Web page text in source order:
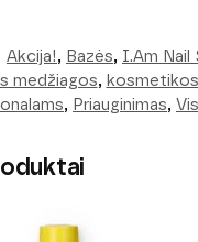
Akcija!, Bazės, I.Am Nail
medžiagos,
, Priauginimas,